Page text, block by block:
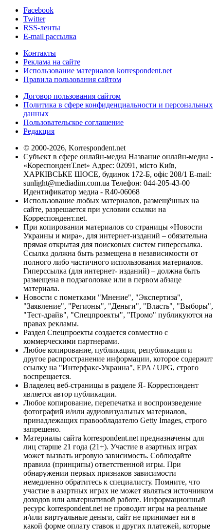
Facebook
Twitter
RSS-ленты
E-mail рассылка
Контакты
Реклама на сайте
Использование материалов korrespondent.net
Правила пользования сайтом
Договор пользования сайтом
Политика в сфере конфиденциальности и персональных
данных
Пользовательское соглашение
Редакция
© 2000-2026, Korrespondent.net
Субъект в сфере онлайн-медиа Название онлайн-медиа -
«КореспонденТ.net» Адрес: 02091, місто Київ,
ХАРКІВСЬКЕ ШОСЕ, будинок 172-Б, офіс 208/1 E-mail:
sunlight@mediadim.com.ua Телефон: 044-205-43-00
Идентификатор медиа - R40-06068
Использование любых материалов, размещённых на
сайте, разрешается при условии ссылки на
Корреспондент.net.
При копировании материалов со страницы «Новости
Украины и мира», для интернет-изданий – обязательна
прямая открытая для поисковых систем гиперссылка.
Ссылка должна быть размещена в независимости от
полного либо частичного использования материалов.
Гиперссылка (для интернет- изданий) – должна быть
размещена в подзаголовке или в первом абзаце
материала.
Новости с пометками "Мнение", "Экспертиза",
"Заявление", "Регионы", "Деньги", "Власть", "Выборы",
"Тест-драйв", "Спецпроекты", "Промо" публикуются на
правах рекламы.
Раздел Спецпроекты создается совместно с
коммерческими партнерами.
Любое копирование, публикация, републикация и
другое распространение информации, которое содержит
ссылку на "Интерфакс-Украина", EPA / UPG, строго
воспрещается.
Владелец веб-страницы в разделе Я- Корреспондент
является автор публикации.
Любое копирование, перепечатка и воспроизведение
фотографий и/или аудиовизуальных материалов,
принадлежащих правообладателю Getty Images, строго
запрещено.
Материалы сайта korrespondent.net предназначены для
лиц старше 21 года (21+). Участие в азартных играх
может вызвать игровую зависимость. Соблюдайте
правила (принципы) ответственной игры. При
обнаружении первых признаков зависимости
немедленно обратитесь к специалисту. Помните, что
участие в азартных играх не может являться источником
доходов или альтернативой работе. Информационный
ресурс korrespondent.net не проводит игры на реальные
и/или виртуальные деньги, сайт не принимает ни в
какой форме оплату ставок и других платежей, которые